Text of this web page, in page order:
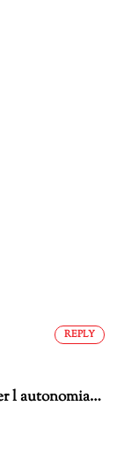
l autonomia…
REPLY